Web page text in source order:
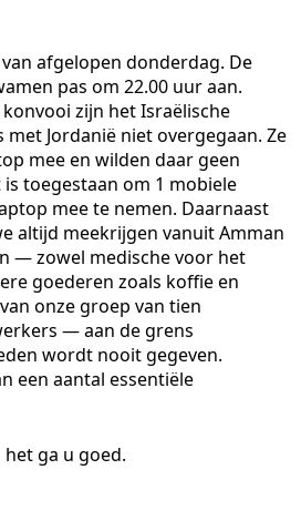
afgelopen donderdag. De
pas om 22.00 uur aan.
zijn het Israëlische
Jordanië niet overgegaan. Ze
mee en wilden daar geen
toegestaan om 1 mobiele
mee te nemen. Daarnaast
altijd meekrijgen vanuit Amman
— zowel medische voor het
goederen zoals koffie en
onze groep van tien
— aan de grens
wordt nooit gegeven.
een aantal essentiële
ga u goed.